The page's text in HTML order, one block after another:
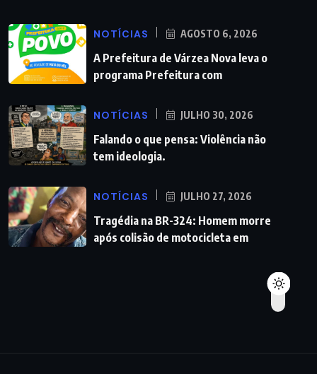
NOTÍCIAS AGOSTO 6, 2026
A Prefeitura de Várzea Nova leva o
programa Prefeitura com
NOTÍCIAS JULHO 30, 2026
Falando o que pensa: Violência não
tem ideologia.
NOTÍCIAS JULHO 27, 2026
Tragédia na BR-324: Homem morre
após colisão de motocicleta em